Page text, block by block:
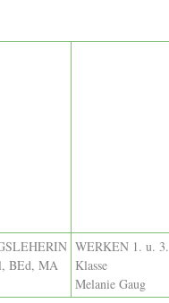
BEd, MA
WERKEN 1. u. 3.
Klasse
Melanie Gaug